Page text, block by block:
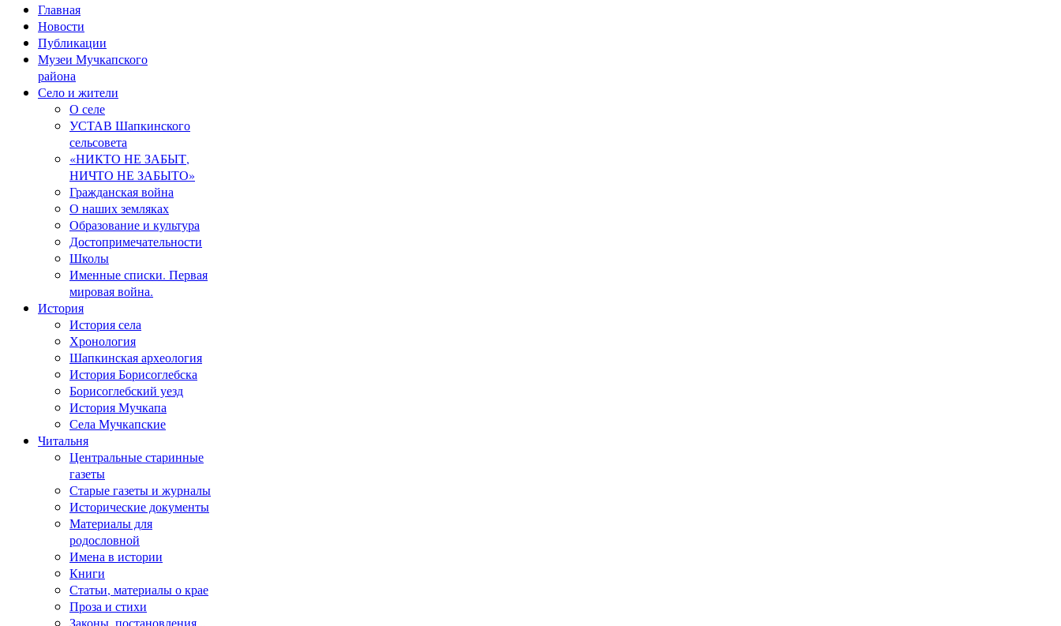
Главная
Новости
Публикации
Музеи Мучкапского
района
Село и жители
О селе
УСТАВ Шапкинского
сельсовета
«НИКТО НЕ ЗАБЫТ,
НИЧТО НЕ ЗАБЫТО»
Гражданская война
О наших земляках
Образование и культура
Достопримечательности
Школы
Именные списки. Первая
мировая война.
История
История села
Хронология
Шапкинская археология
История Борисоглебска
Борисоглебский уезд
История Мучкапа
Села Мучкапские
Читальня
Центральные старинные
газеты
Старые газеты и журналы
Исторические документы
Материалы для
родословной
Имена в истории
Книги
Статьи, материалы о крае
Проза и стихи
Законы, постановления...